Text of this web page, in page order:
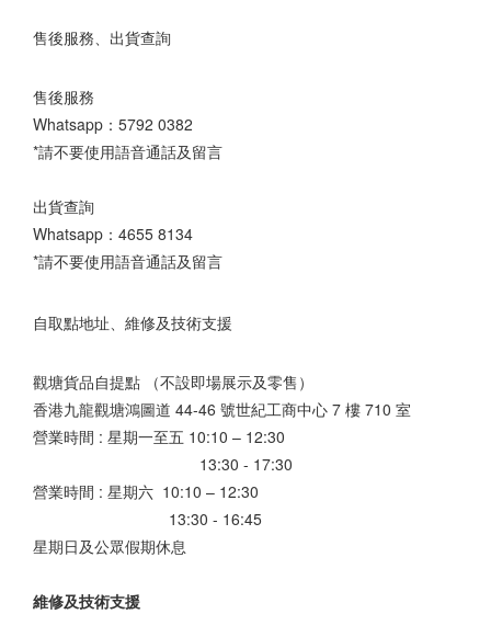
售後服務、出貨查詢
售後服務
Whatsapp： 5792 0382
*請不要使用語音通話及留言
出貨查詢
Whatsapp： 4655 8134
*請不要使用語音通話及留言
自取點地址、維修及技術支援
觀塘貨品自提點 （不設即場展示及零售）
香港九龍觀塘鴻圖道 44-46 號世紀工商中心 7 樓 710 室
營業時間 : 星期一至五 10:10 – 12:30
13:30 - 17:30
營業時間 : 星期六 10:10 – 12:30
13:30 - 16:45
星期日及公眾假期休息
維修及技術支援